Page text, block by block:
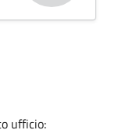
ufficio: